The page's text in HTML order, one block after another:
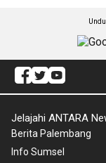
Jelajahi ANTARA
Berita Palembang
Info Sumsel